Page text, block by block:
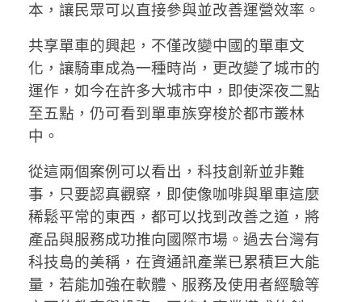
本，讓民眾可以直接參與並改善運營效率。
共享單車的興起，不僅改變中國的單車文
化，讓騎車成為一種時尚，更改變了城市的
運作，如今在許多大城市中，即使深夜二點
至五點，仍可看到單車族穿梭於都市叢林
中。
從這兩個案例可以看出，科技創新並非難
事，只要認真觀察，即使像咖啡與單車這麼
稀鬆平常的東西，都可以找到改善之道，將
產品與服務成功推向國際市場。過去台灣有
科技島的美稱，在資通訊產業已累積巨大能
量，若能加強在軟體、服務及使用者經驗等